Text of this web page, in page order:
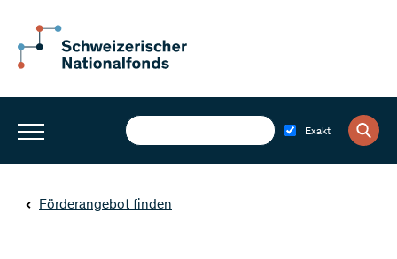
Exakt
Förderangebot finden